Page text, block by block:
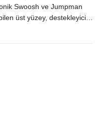
Swoosh ve Jumpman
üst yüzey, destekleyici
sağlar. Sınırlı iş birliği
hafiflik ve şıklık